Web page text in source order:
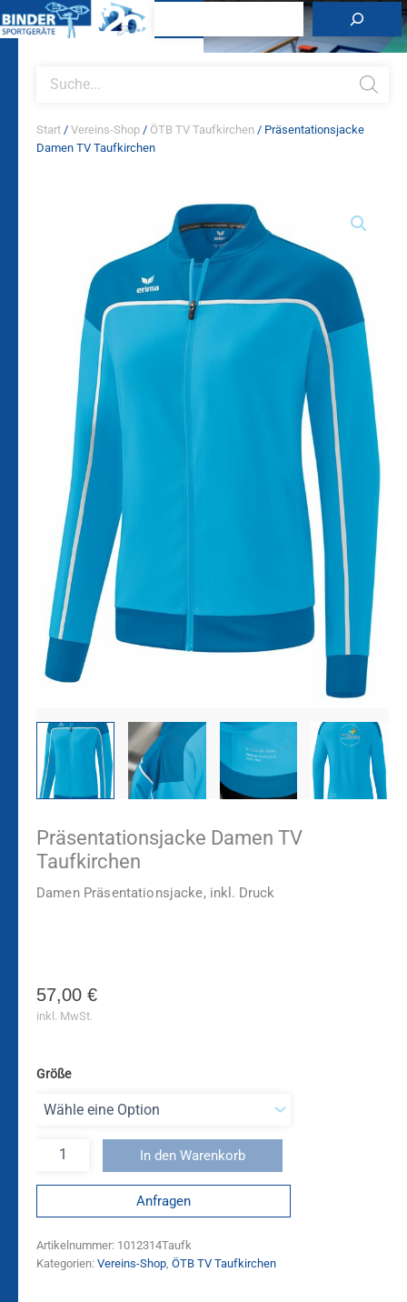
Inhalt
search
Start / Vereins-Shop / ÖTB TV Taufkirchen / Präsentationsjacke
Damen TV Taufkirchen
Präsentationsjacke Damen TV
Taufkirchen
Damen Präsentationsjacke, inkl. Druck
57,00 €
inkl. MwSt.
Größe
In den Warenkorb
Anfragen
Artikelnummer: 1012314Taufk
Kategorien: Vereins-Shop, ÖTB TV Taufkirchen